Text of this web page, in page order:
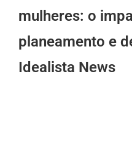
mulheres: o
planeamento e
Idealista News